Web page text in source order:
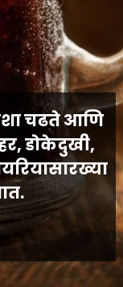
चढते आणि
डोकेदुखी,
समस्या होऊ शकतात.